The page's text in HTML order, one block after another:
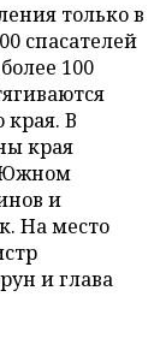
только в
спасателей
100
края. В
края
Южном
и
На место
и глава